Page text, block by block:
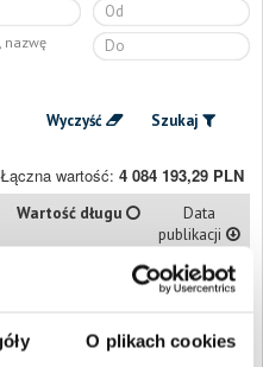
O plikach cookies
nazwę
Wyczyść Szukaj
Łączna wartość: 4 084 193,29 PLN
Wartość długu
Data
publikacji
8 900,39 PLN
5 sierpnia
2025
7 048,13 PLN
17 lipca
2025